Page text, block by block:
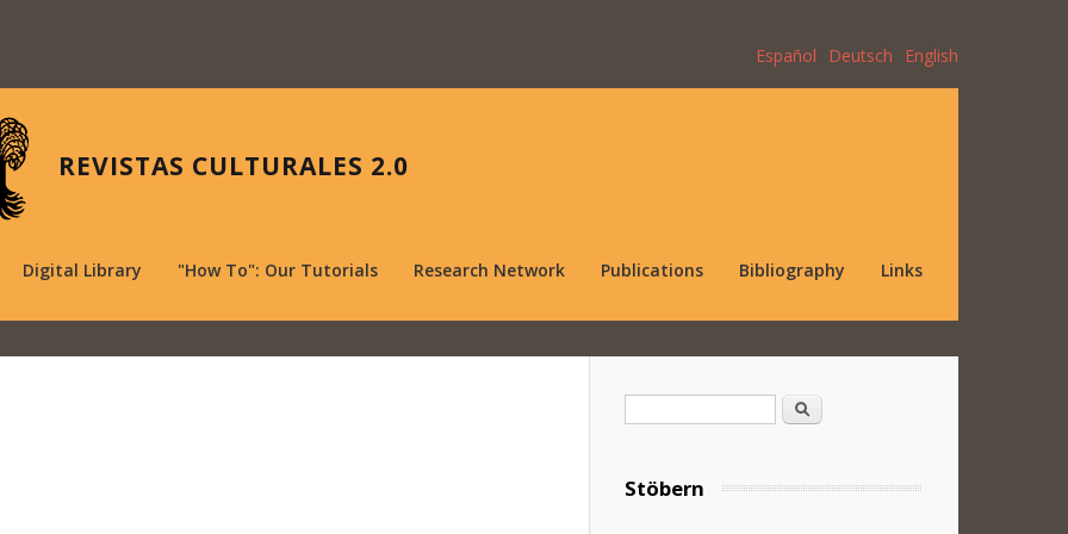
Español Deutsch English
REVISTAS CULTURALES 2.0
Digital Library "How To": Our Tutorials Research Network Publications Bibliography Links
Search
Stöbern